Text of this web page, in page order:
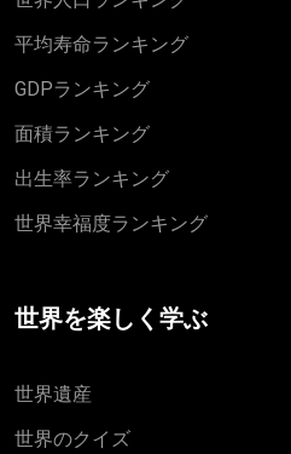
平均寿命ランキング
GDPランキング
面積ランキング
出生率ランキング
世界幸福度ランキング
世界を楽しく学ぶ
世界遺産
世界のクイズ